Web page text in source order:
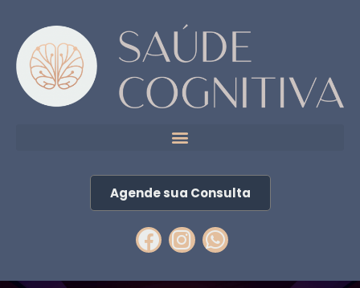
Agende sua Consulta